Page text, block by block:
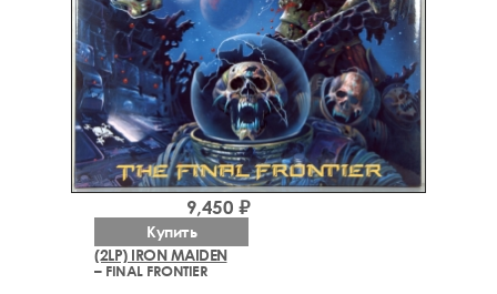
(2LP) IRON MAIDEN
– FINAL FRONTIER
9,450 ₽
Купить